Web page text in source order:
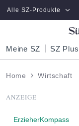
Zum Hauptinhalt springen
Alle SZ-Produkte
Meine SZ SZ Plus
Home Wirtschaft
ANZEIGE
ErzieherKompass